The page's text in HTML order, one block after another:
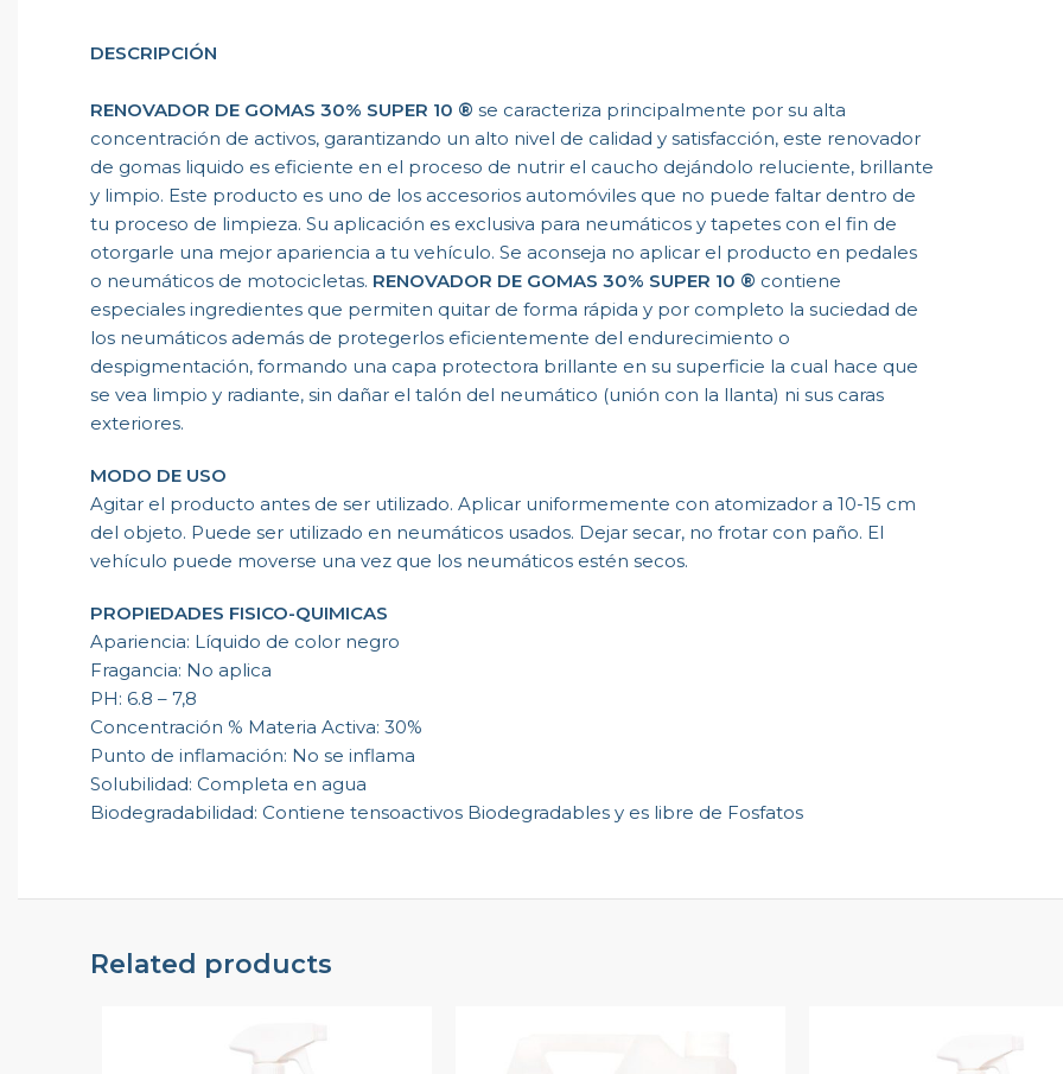
DESCRIPCIÓN
RENOVADOR DE GOMAS 30% SUPER 10 ® se caracteriza principalmente por su alta
concentración de activos, garantizando un alto nivel de calidad y satisfacción, este renovador
de gomas liquido es eficiente en el proceso de nutrir el caucho dejándolo reluciente, brillante
y limpio. Este producto es uno de los accesorios automóviles que no puede faltar dentro de
tu proceso de limpieza. Su aplicación es exclusiva para neumáticos y tapetes con el fin de
otorgarle una mejor apariencia a tu vehículo. Se aconseja no aplicar el producto en pedales
o neumáticos de motocicletas. RENOVADOR DE GOMAS 30% SUPER 10 ® contiene
especiales ingredientes que permiten quitar de forma rápida y por completo la suciedad de
los neumáticos además de protegerlos eficientemente del endurecimiento o
despigmentación, formando una capa protectora brillante en su superficie la cual hace que
se vea limpio y radiante, sin dañar el talón del neumático (unión con la llanta) ni sus caras
exteriores.
MODO DE USO
Agitar el producto antes de ser utilizado. Aplicar uniformemente con atomizador a 10-15 cm
del objeto. Puede ser utilizado en neumáticos usados. Dejar secar, no frotar con paño. El
vehículo puede moverse una vez que los neumáticos estén secos.
PROPIEDADES FISICO-QUIMICAS
Apariencia: Líquido de color negro
Fragancia: No aplica
PH: 6.8 – 7,8
Concentración % Materia Activa: 30%
Punto de inflamación: No se inflama
Solubilidad: Completa en agua
Biodegradabilidad: Contiene tensoactivos Biodegradables y es libre de Fosfatos
Related products